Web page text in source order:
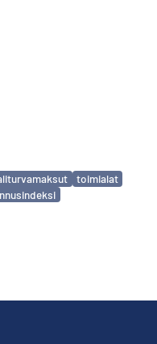
toimialat